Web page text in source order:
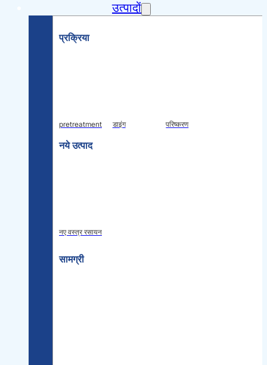
उत्पादों
प्रक्रिया
pretreatment डाइंग परिष्करण
नये उत्पाद
नए वस्त्र रसायन
सामग्री